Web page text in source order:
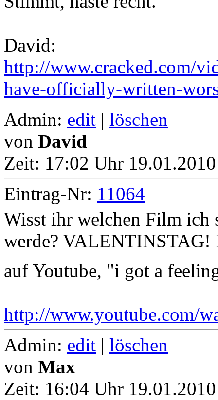
David:
http://www.cracked.com/
have-officially-written-
Admin: edit | löschen
von David
Zeit: 17:02 Uhr
Eintrag-Nr: 11064
Wisst ihr welchen Film ich
werde? VALENTINSTAG!
auf Youtube, "i got a
http://www.youtube.com/
Admin: edit | löschen
von Max
Zeit: 16:04 Uhr